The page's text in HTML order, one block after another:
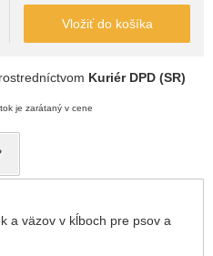
Vložiť do košíka
Kuriér DPD (SR)
je zarátaný v cene
a väzov v kĺboch pre psov a